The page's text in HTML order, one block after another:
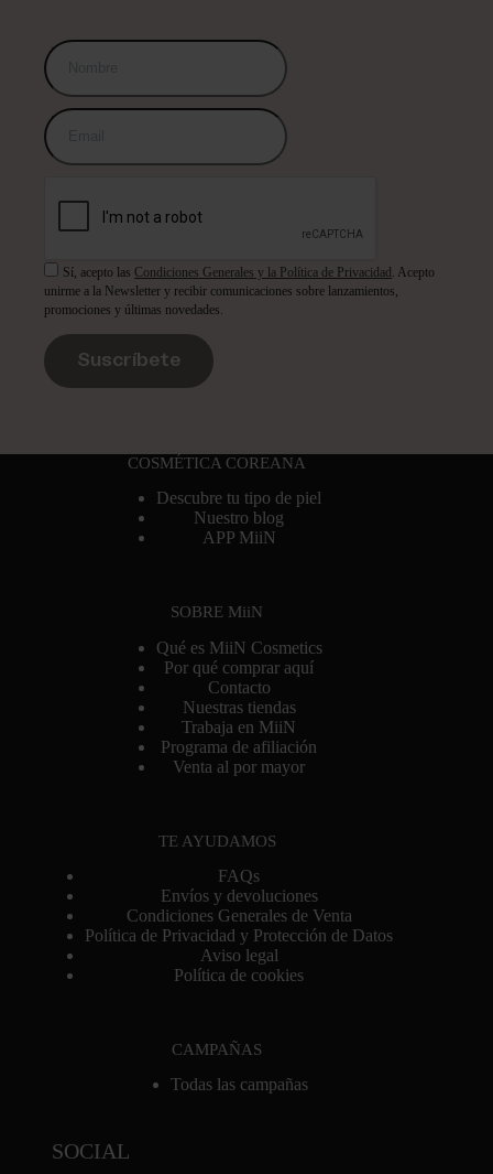
Sí, acepto lasCondiciones Generales y la Política de Privacidad. Acepto
unirme a la Newsletter y recibir comunicaciones sobre lanzamientos,
promociones y últimas novedades.
Suscríbete
COSMÉTICA COREANA
Descubre tu tipo de piel
Nuestro blog
APP MiiN
SOBRE MiiN
Qué es MiiN Cosmetics
Por qué comprar aquí
Contacto
Nuestras tiendas
Trabaja en MiiN
Programa de afiliación
Venta al por mayor
TE AYUDAMOS
FAQs
Envíos y devoluciones
Condiciones Generales de Venta
Política de Privacidad y Protección de Datos
Aviso legal
Política de cookies
CAMPAÑAS
Todas las campañas
SOCIAL